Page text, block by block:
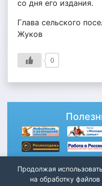
со дня его издания.
Глава сельского
Жуков
0
Продолжая
на обработку